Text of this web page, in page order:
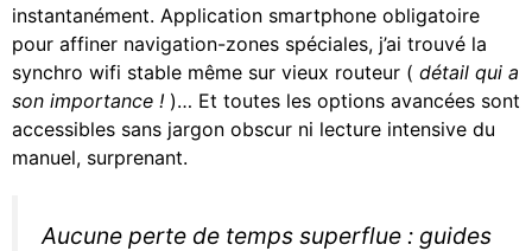
instantanément. Application smartphone obligatoire
pour affiner navigation-zones spéciales, j’ai trouvé la
synchro wifi stable même sur vieux routeur ( détail qui a
son importance ! )… Et toutes les options avancées sont
accessibles sans jargon obscur ni lecture intensive du
manuel, surprenant.
Aucune perte de temps superflue : guides